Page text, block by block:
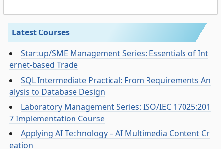
Latest Courses
Startup/SME Management Series: Essentials of Int
ernet-based Trade
SQL Intermediate Practical: From Requirements An
alysis to Database Design
Laboratory Management Series: ISO/IEC 17025:201
7 Implementation Course
Applying AI Technology – AI Multimedia Content Cr
eation